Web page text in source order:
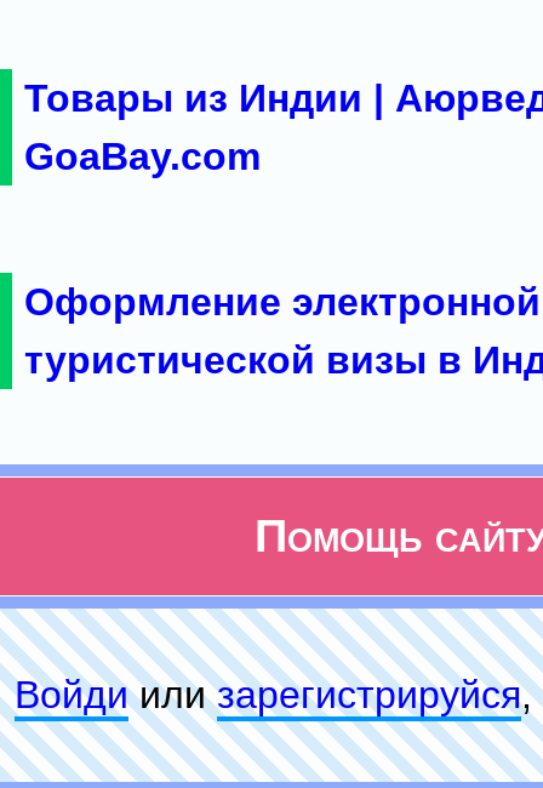
Товары из Индии |
GoaBay.com
Оформление электронной
туристической визы в
Помощь
Войдиилизарeгиcтpируйся,